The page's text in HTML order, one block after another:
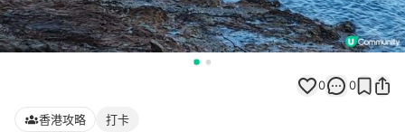
0 0
香港攻略 打卡